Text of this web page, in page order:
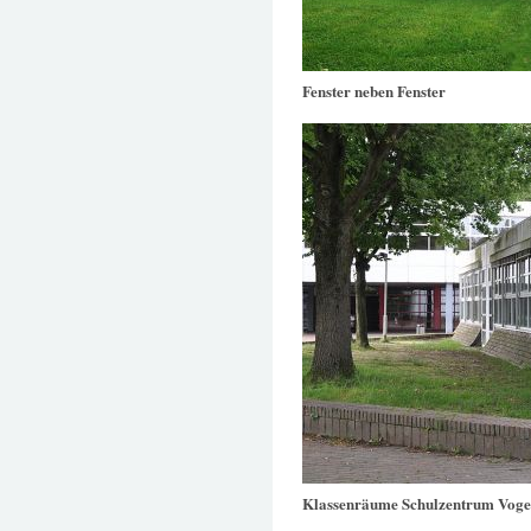
Fenster neben Fenster
Klassenräume Schulzentrum